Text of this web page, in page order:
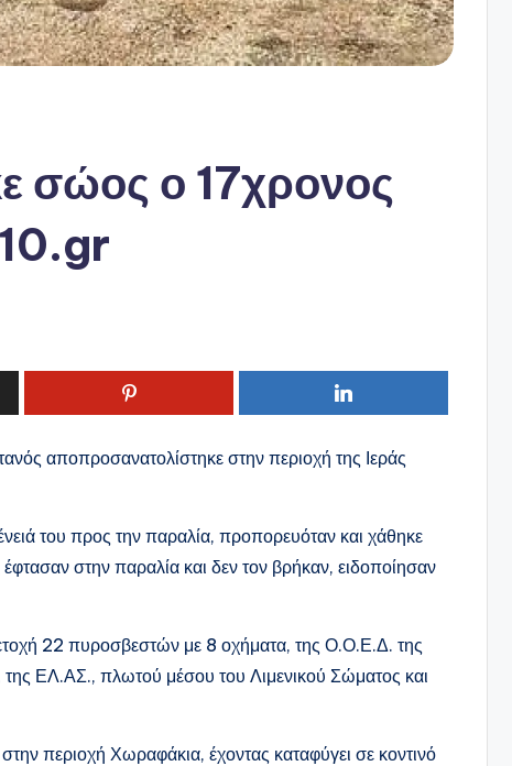
σώος ο 17χρονος
αποπροσανατολίστηκε στην περιοχή της Ιεράς
του προς την παραλία, προπορευόταν και χάθηκε
στην παραλία και δεν τον βρήκαν, ειδοποίησαν
22 πυροσβεστών με 8 οχήματα, της Ο.Ο.Ε.Δ. της
ΕΛ.ΑΣ., πλωτού μέσου του Λιμενικού Σώματος και
περιοχή Χωραφάκια, έχοντας καταφύγει σε κοντινό